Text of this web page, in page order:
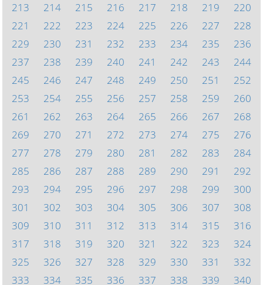
213
214 215 216 217 218 219
220
221
222 223 224 225 226 227
228
229
230 231 232 233 234 235
236
237
238 239 240 241 242 243
244
245
246 247 248 249 250 251
252
253
254 255 256 257 258 259
260
261
262 263 264 265 266 267
268
269
270 271 272 273 274 275
276
277
278 279 280 281 282 283
284
285
286 287 288 289 290 291
292
293
294 295 296 297 298 299
300
301
302 303 304 305 306 307
308
309
310 311 312 313 314 315
316
317
318 319 320 321 322 323
324
325
326 327 328 329 330 331
332
333
334 335 336 337 338 339 340